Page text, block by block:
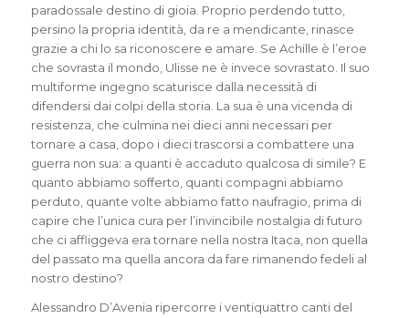
paradossale destino di gioia. Proprio perdendo tutto,
persino la propria identità, da re a mendicante, rinasce
grazie a chi lo sa riconoscere e amare. Se Achille è l’eroe
che sovrasta il mondo, Ulisse ne è invece sovrastato. Il suo
multiforme ingegno scaturisce dalla necessità di
difendersi dai colpi della storia. La sua è una vicenda di
resistenza, che culmina nei dieci anni necessari per
tornare a casa, dopo i dieci trascorsi a combattere una
guerra non sua: a quanti è accaduto qualcosa di simile? E
quanto abbiamo sofferto, quanti compagni abbiamo
perduto, quante volte abbiamo fatto naufragio, prima di
capire che l’unica cura per l’invincibile nostalgia di futuro
che ci affliggeva era tornare nella nostra Itaca, non quella
del passato ma quella ancora da fare rimanendo fedeli al
nostro destino?
Alessandro D’Avenia ripercorre i ventiquattro canti del